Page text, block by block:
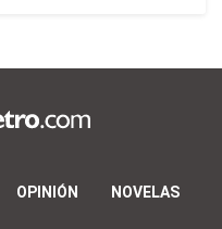
OPINIÓN NOVELAS